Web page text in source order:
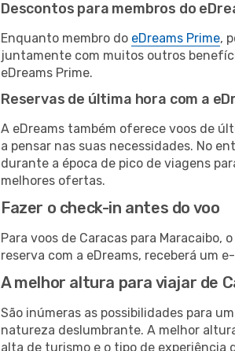
Descontos para membros do
Enquanto membro do eDreams Prime,
juntamente com muitos outros
eDreams Prime.
Reservas de última hora com a
A eDreams também oferece voos de
a pensar nas suas necessidades. No
durante a época de pico de viagens
melhores ofertas.
Fazer o check-in antes do voo
Para voos de Caracas para
reserva com a eDreams, receberá um
A melhor altura para viajar de
São inúmeras as possibilidades para
natureza deslumbrante. A melhor
alta de turismo e o tipo de experiência